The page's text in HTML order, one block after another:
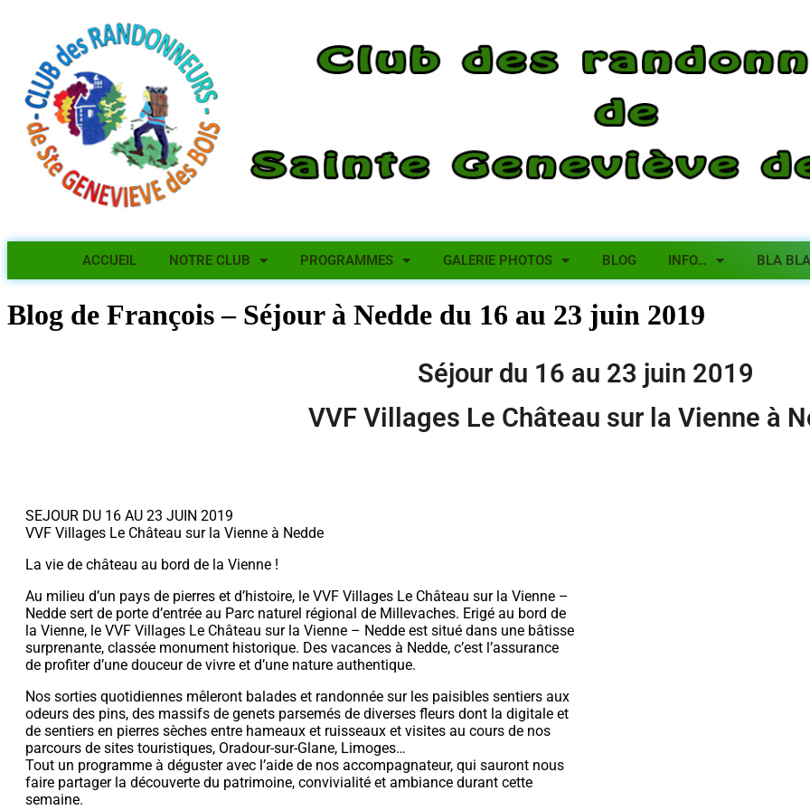
ACCUEIL NOTRE CLUB PROGRAMMES GALERIE PHOTOS BLOG INFO… BLA
Blog de François – Séjour à Nedde du 16 au 23 juin 2019
Séjour du 16 au 23 juin 2019
VVF Villages Le Château sur la Vienne à
SEJOUR DU 16 AU 23 JUIN 2019
VVF Villages Le Château sur la Vienne à Nedde
La vie de château au bord de la Vienne !
Au milieu d’un pays de pierres et d’histoire, le VVF Villages Le Château sur la Vienne –
Nedde sert de porte d’entrée au Parc naturel régional de Millevaches. Erigé au bord de
la Vienne, le VVF Villages Le Château sur la Vienne – Nedde est situé dans une bâtisse
surprenante, classée monument historique. Des vacances à Nedde, c’est l’assurance
de profiter d’une douceur de vivre et d’une nature authentique.
Nos sorties quotidiennes mêleront balades et randonnée sur les paisibles sentiers aux
odeurs des pins, des massifs de genets parsemés de diverses fleurs dont la digitale et
de sentiers en pierres sèches entre hameaux et ruisseaux et visites au cours de nos
parcours de sites touristiques, Oradour-sur-Glane, Limoges…
Tout un programme à déguster avec l’aide de nos accompagnateur, qui sauront nous
faire partager la découverte du patrimoine, convivialité et ambiance durant cette
semaine.